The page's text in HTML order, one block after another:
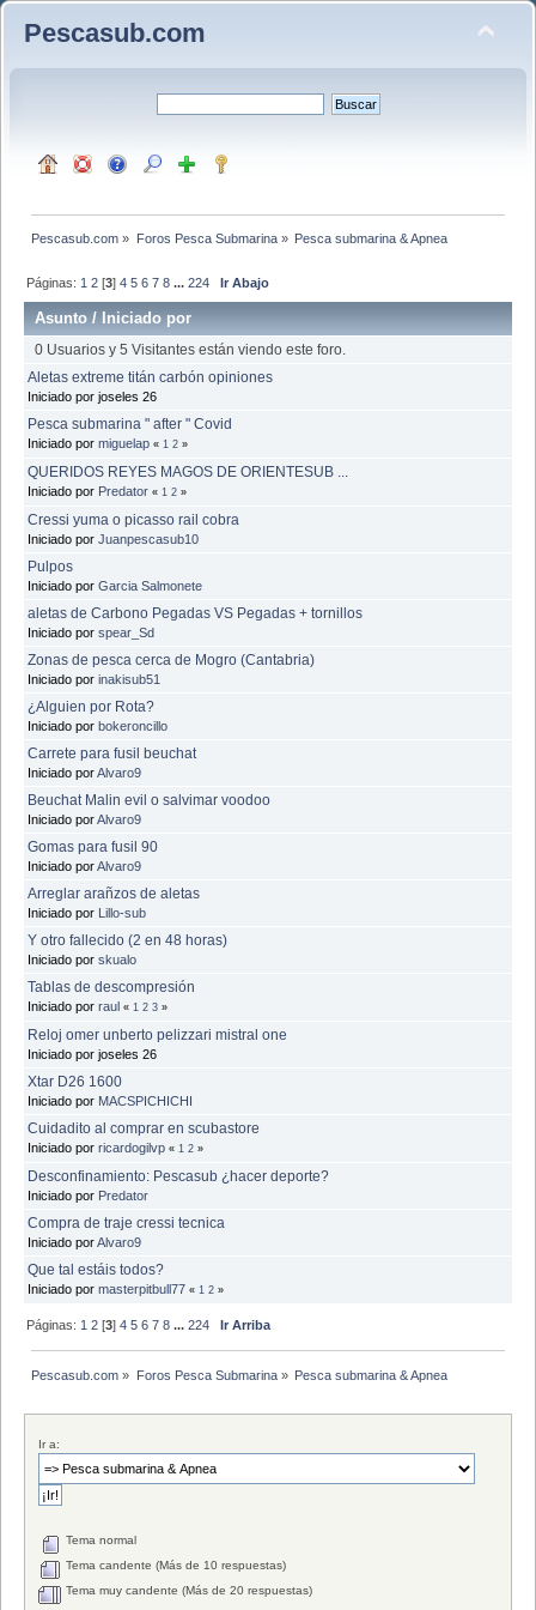
Pescasub.com
Pescasub.com » Foros Pesca Submarina» Pesca submarina & Apnea
Páginas: 1 2 [3]4 5 6 7 8 ...224 Ir Abajo
Asunto /Iniciado por
0 Usuarios y 5 Visitantes están viendo este foro.
Aletas extreme titán carbón opiniones
Iniciado por joseles 26
Pesca submarina " after " Covid
Iniciado por miguelap « 1 2 »
QUERIDOS REYES MAGOS DE ORIENTESUB ...
Iniciado por Predator « 1 2 »
Cressi yuma o picasso rail cobra
Iniciado por Juanpescasub10
Pulpos
Iniciado por Garcia Salmonete
aletas de Carbono Pegadas VS Pegadas + tornillos
Iniciado por spear_Sd
Zonas de pesca cerca de Mogro (Cantabria)
Iniciado por inakisub51
¿Alguien por Rota?
Iniciado por bokeroncillo
Carrete para fusil beuchat
Iniciado porAlvaro9
Beuchat Malin evil o salvimar voodoo
Iniciado porAlvaro9
Gomas para fusil 90
Iniciado porAlvaro9
Arreglar arañzos de aletas
Iniciado por Lillo-sub
Y otro fallecido (2 en 48 horas)
Iniciado por skualo
Tablas de descompresión
Iniciado por raul « 1 2 3 »
Reloj omer unberto pelizzari mistral one
Iniciado por joseles 26
Xtar D26 1600
Iniciado por MACSPICHICHI
Cuidadito al comprar en scubastore
Iniciado por ricardogilvp « 1 2 »
Desconfinamiento: Pescasub ¿hacer deporte?
Iniciado por Predator
Compra de traje cressi tecnica
Iniciado porAlvaro9
Que tal estáis todos?
Iniciado por masterpitbull77 « 1 2 »
Páginas: 1 2 [3]4 5 6 7 8 ...224 Ir Arriba
Pescasub.com » Foros Pesca Submarina» Pesca submarina & Apnea
Ir a:
Tema normal
Tema candente (Más de 10 respuestas)
Tema muy candente (Más de 20 respuestas)